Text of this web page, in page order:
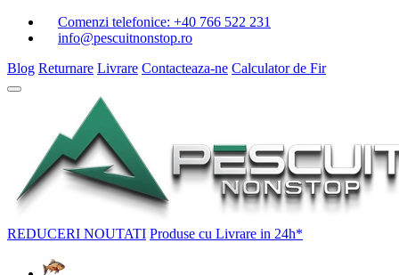
Comenzi telefonice: +40 766 522 231
info@pescuitnonstop.ro
Blog Returnare Livrare Contacteaza-ne Calculator de Fir
REDUCERI NOUTATI Produse cu Livrare in 24h*